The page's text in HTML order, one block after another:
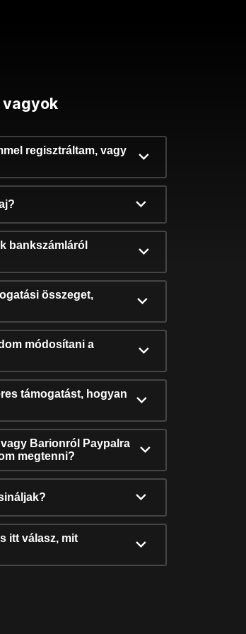
regisztráltam, vagy
bankszámláról
összeget,
módosítani a
támogatást, hogyan
Barionról Paypalra
megtenni?
itt válasz, mit